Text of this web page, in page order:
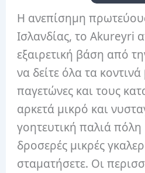
Η ανεπίσημη
Ισλανδίας, το Akureyri
εξαιρετική βάση από
να δείτε όλα τα
παγετώνες και τους
αρκετά μικρό και
γοητευτική παλιά πόλη
δροσερές μικρές
σταματήσετε. Οι